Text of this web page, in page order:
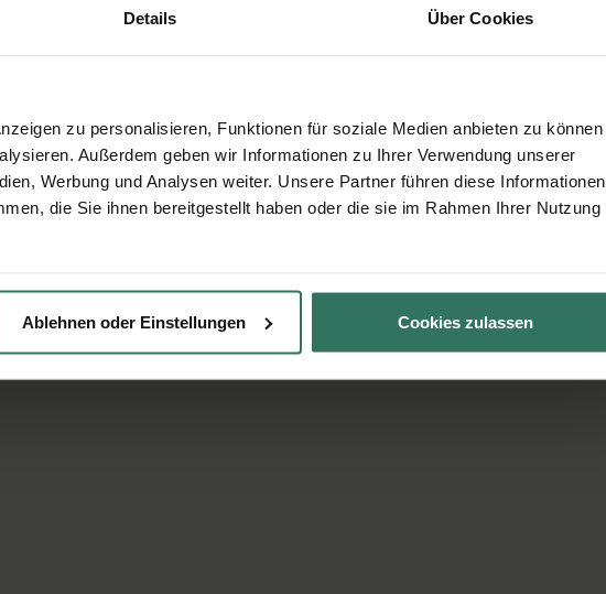
Details Über Cookies
zu personalisieren, Funktionen für soziale Medien anbieten zu können
Außerdem geben wir Informationen zu Ihrer Verwendung unserer
Werbung und Analysen weiter. Unsere Partner führen diese Informationen
die Sie ihnen bereitgestellt haben oder die sie im Rahmen Ihrer Nutzung
Ablehnen oder Einstellungen Cookies zulassen